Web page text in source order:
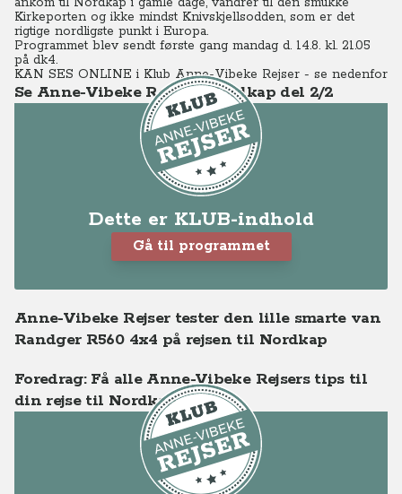
Kirkeporten og ikke mindst Knivskjellsodden, som er det
rigtige nordligste punkt i Europa.
Programmet blev sendt første gang mandag d. 14.8. kl. 21.05
på dk4.
KAN SES ONLINE i Klub Anne-Vibeke Rejser - se nedenfor
Se Anne-Vibeke Rejser - Nordkap del 2/2
Dette er KLUB-indhold
Gå til programmet
Anne-Vibeke Rejser tester den lille smarte van
Randger R560 4x4 på rejsen til Nordkap
Foredrag: Få alle Anne-Vibeke Rejsers tips til
din rejse til Nordkap